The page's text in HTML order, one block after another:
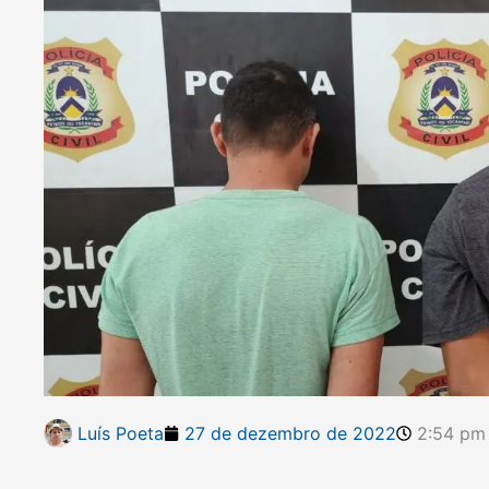
Luís Poeta 27 de dezembro de 2022 2:54 pm